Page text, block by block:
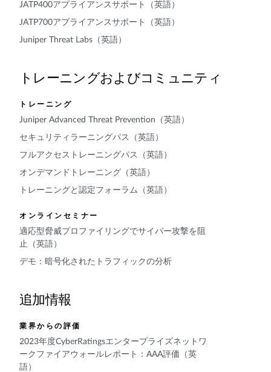
JATP400アプライアンスサポート（英語）
JATP700アプライアンスサポート（英語）
Juniper Threat Labs（英語）
トレーニングおよびコミュニティ
トレーニング
Juniper Advanced Threat Prevention（英語）
セキュリティラーニングパス（英語）
フルアクセストレーニングパス（英語）
オンデマンドトレーニング（英語）
トレーニングと認定フォーラム（英語）
オンラインセミナー
適応型脅威プロファイリングでサイバー攻撃を阻
止（英語）
デモ：暗号化されたトラフィックの分析
追加情報
業界からの評価
2023年度CyberRatingsエンタープライズネットワ
ークファイアウォールレポート：AAA評価（英
語）